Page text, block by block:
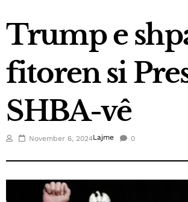
Fluidi shpallet top eksportuesi i vitit
Abdixhiku nuk është kryeministër
December 26, 2024
Futbollistët e SC Gjilanit vizitojnë
Elisa Spiropali, ka uruar
Trump e
fitoren si
SHBA-vê
November 6, 2024Lajme 0